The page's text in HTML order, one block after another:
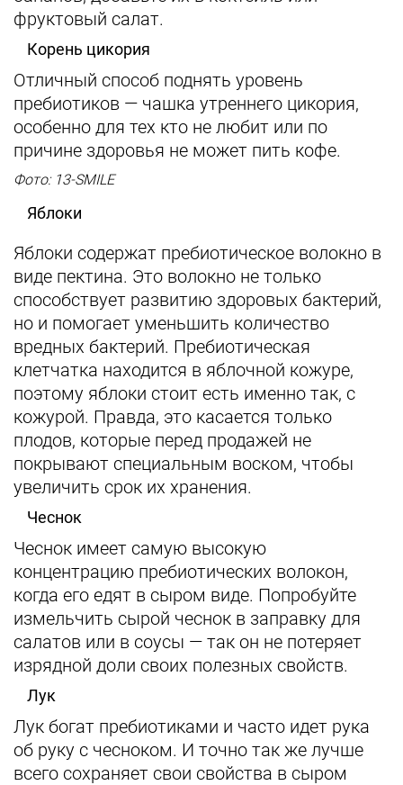
фруктовый салат.
Корень цикория
Отличный способ поднять уровень
пребиотиков — чашка утреннего цикория,
особенно для тех кто не любит или по
причине здоровья не может пить кофе.
Фото: 13-SMILE
Яблоки
Яблоки содержат пребиотическое волокно в
виде пектина. Это волокно не только
способствует развитию здоровых бактерий,
но и помогает уменьшить количество
вредных бактерий. Пребиотическая
клетчатка находится в яблочной кожуре,
поэтому яблоки стоит есть именно так, с
кожурой. Правда, это касается только
плодов, которые перед продажей не
покрывают специальным воском, чтобы
увеличить срок их хранения.
Чеснок
Чеснок имеет самую высокую
концентрацию пребиотических волокон,
когда его едят в сыром виде. Попробуйте
измельчить сырой чеснок в заправку для
салатов или в соусы — так он не потеряет
изрядной доли своих полезных свойств.
Лук
Лук богат пребиотиками и часто идет рука
об руку с чесноком. И точно так же лучше
всего сохраняет свои свойства в сыром